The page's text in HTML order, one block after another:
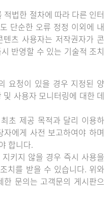
법한 절차에 따라 다른 인터
단순한 오류 정정 이외에 내
츠 사용자는 저작권자가 콘
반영할 수 있는 기술적 조치
요청이 있을 경우 지정된 양
사용자 모니터링에 대한 데
초 제공 목적과 달리 이용하
에게 사전 보고하여야 하며
합니다.
키지 않을 경우 즉시 사용을
치를 받을 수 있습니다. 위와
문의는 고객문의 게시판으